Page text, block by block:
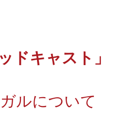
ドキャスト」
ルについて